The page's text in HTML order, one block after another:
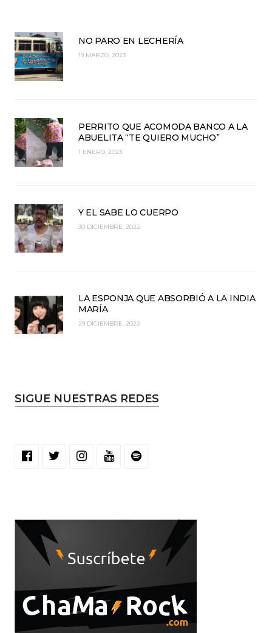
NO PARO EN LECHERÍA
19 MARZO, 2023
PERRITO QUE ACOMODA BANCO A LA
ABUELITA “TE QUIERO MUCHO”
1 ENERO, 2023
Y EL SABE LO CUERPO
30 DICIEMBRE, 2022
LA ESPONJA QUE ABSORBIÓ A LA INDIA
MARÍA
29 DICIEMBRE, 2022
SIGUE NUESTRAS REDES